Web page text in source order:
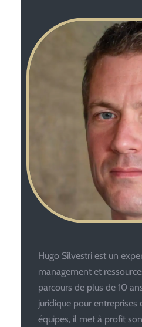
Hugo Silvestri est un
management et
parcours de plus de 10
juridique pour entreprises
équipes, il met à profit